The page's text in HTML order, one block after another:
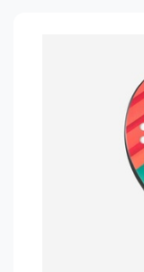
Laatste updates